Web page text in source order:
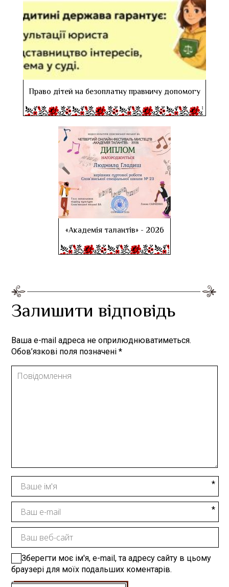
Право дітей на безоплатну правничу допомогу
«Академія талантів» - 2026
Залишити відповідь
Ваша e-mail адреса не оприлюднюватиметься.
Обов’язкові поля позначені*
Зберегти моє ім'я, e-mail, та адресу сайту в цьому
браузері для моїх подальших коментарів.